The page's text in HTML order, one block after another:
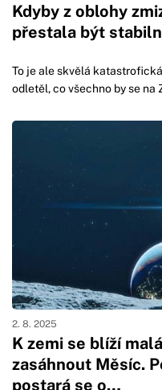
Kdyby z oblohy
přestala být
To je ale skvělá
odletěl, co všechno by se na
K zemi se blíží
zasáhnout Měsíc.
postará se o…
2. 8. 2025